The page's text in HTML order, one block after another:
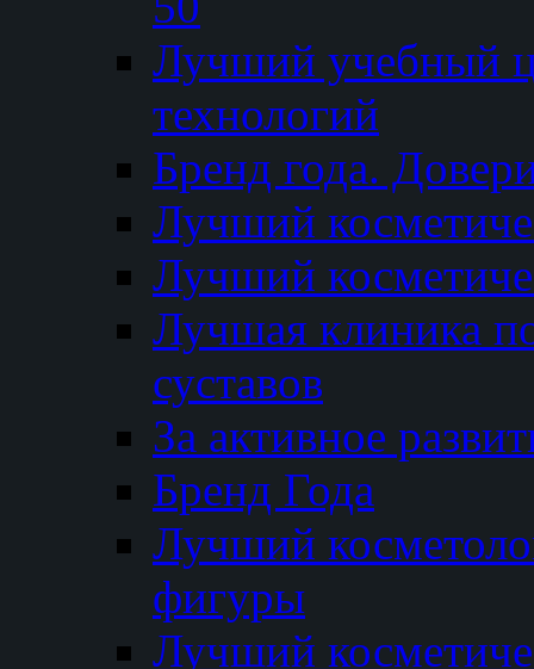
Лучший
технологий
Бренд года.
Лучший
Лучший
Лучшая клиника
суставов
За активное
Бренд Года
Лучший
фигуры
Лучший